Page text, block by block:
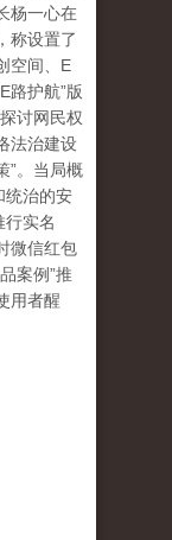
杨一心在
称设置了
空间、E
路护航”版
讨网民权
法治建设
”。当局概
统治的安
行实名
微信红包
案例”推
用者醒